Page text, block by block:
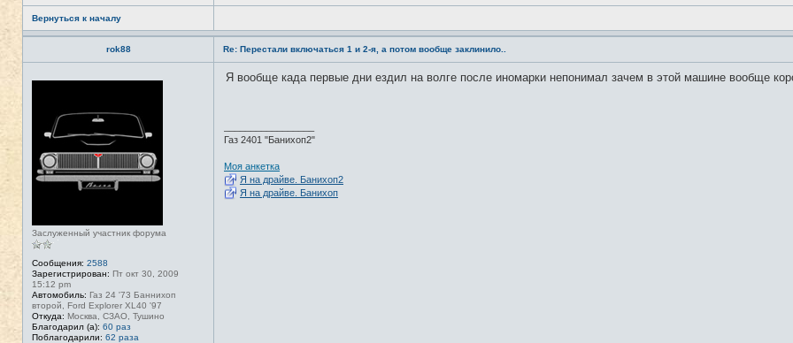
e
Вернуться к началу
rok88
Н
Заслуженный участник форума
Сообщения: 2588
Зарегистрирован: Пт окт 30, 2009
15:12 pm
Автомобиль: Газ 24 '73 Баннихоп
второй, Ford Explorer XL40 '97
Откуда: Москва, СЗАО, Тушино
Благодарил (а): 60 раз
Поблагодарили: 62 раза
Re: Перестали включаться 1 и 2-я, а потом вообще заклинило..
Я вообще када первые дни ездил на волге после иномарки непонимал зачем в этой машине вообще
Газ 2401 "Банихоп2"
Моя анкетка
Я на драйве. Банихоп2
Я на драйве. Банихоп